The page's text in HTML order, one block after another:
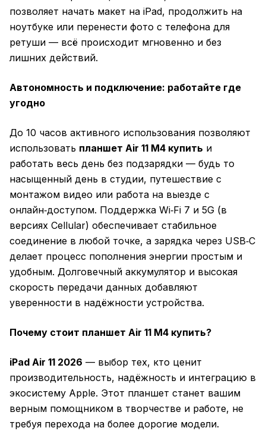
позволяет начать макет на iPad, продолжить на
ноутбуке или перенести фото с телефона для
ретуши — всё происходит мгновенно и без
лишних действий.
Автономность и подключение: работайте где
угодно
До 10 часов активного использования позволяют
использовать планшет Air 11 M4 купить и
работать весь день без подзарядки — будь то
насыщенный день в студии, путешествие с
монтажом видео или работа на выезде с
онлайн‑доступом. Поддержка Wi‑Fi 7 и 5G (в
версиях Cellular) обеспечивает стабильное
соединение в любой точке, а зарядка через USB‑C
делает процесс пополнения энергии простым и
удобным. Долговечный аккумулятор и высокая
скорость передачи данных добавляют
уверенности в надёжности устройства.
Почему стоит планшет Air 11 M4 купить?
iPad Air 11 2026 — выбор тех, кто ценит
производительность, надёжность и интеграцию в
экосистему Apple. Этот планшет станет вашим
верным помощником в творчестве и работе, не
требуя перехода на более дорогие модели.